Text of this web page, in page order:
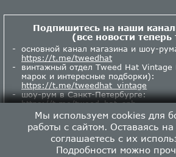
Подпишитесь на наши
(все новости теперь
основной канал магазина и шоу-
https://t.me/tweedhat
винтажный отдел Tweed Hat Vintage
марок и интересные подборки):
https://t.me/tweedhat_vintage
шоу-рум в Санкт-Петербурге:
https://t.me/tweed_hat_spb
Мы используем cookies для
работы с сайтом. Оставаясь
соглашаетесь с их
Подробности можно